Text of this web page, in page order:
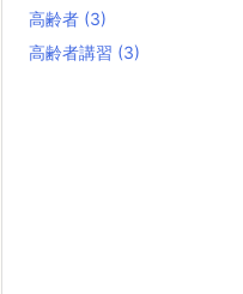
高齢者 (3)
高齢者講習 (3)